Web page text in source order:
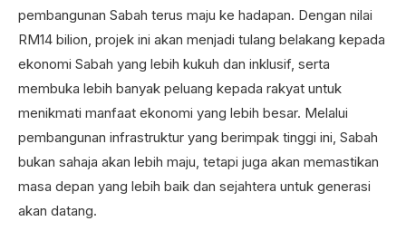
pembangunan Sabah terus maju ke hadapan. Dengan nilai
RM14 bilion, projek ini akan menjadi tulang belakang kepada
ekonomi Sabah yang lebih kukuh dan inklusif, serta
membuka lebih banyak peluang kepada rakyat untuk
menikmati manfaat ekonomi yang lebih besar. Melalui
pembangunan infrastruktur yang berimpak tinggi ini, Sabah
bukan sahaja akan lebih maju, tetapi juga akan memastikan
masa depan yang lebih baik dan sejahtera untuk generasi
akan datang.